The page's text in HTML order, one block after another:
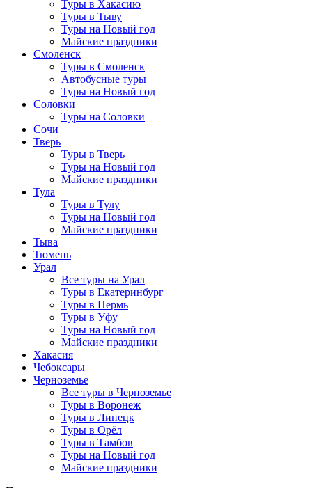
Туры в Хакасию
Туры в Тыву
Туры на Новый год
Майские праздники
Смоленск
Туры в Смоленск
Автобусные туры
Туры на Новый год
Соловки
Туры на Соловки
Сочи
Тверь
Туры в Тверь
Туры на Новый год
Майские праздники
Тула
Туры в Тулу
Туры на Новый год
Майские праздники
Тыва
Тюмень
Урал
Все туры на Урал
Туры в Екатеринбург
Туры в Пермь
Туры в Уфу
Туры на Новый год
Майские праздники
Хакасия
Чебоксары
Черноземье
Все туры в Черноземье
Туры в Воронеж
Туры в Липецк
Туры в Орёл
Туры в Тамбов
Туры на Новый год
Майские праздники